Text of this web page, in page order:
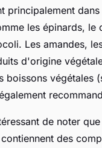
principalement
les épinards, le
Les amandes,
d'origine
boissons végétales
de noter
des